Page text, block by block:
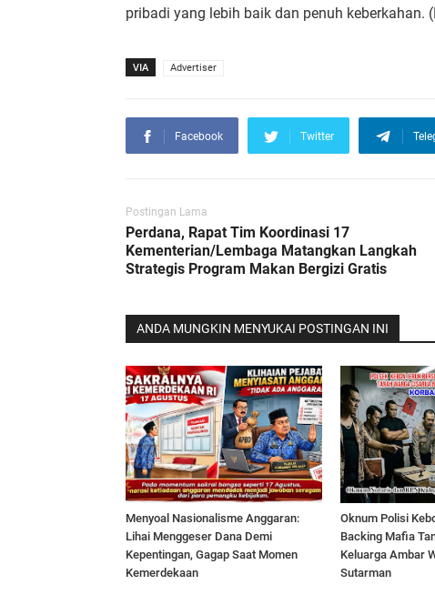
pribadi yang lebih baik dan penuh keberkahan.
VIA Advertiser
Facebook Twitter
Postingan Lama
Perdana, Rapat Tim Koordinasi 17
Kementerian/Lembaga Matangkan Langkah
Strategis Program Makan Bergizi Gratis
ANDA MUNGKIN MENYUKAI POSTINGAN INI
Menyoal Nasionalisme Anggaran:
Lihai Menggeser Dana Demi
Kepentingan, Gagap Saat Momen
Kemerdekaan
Oknum Polisi
Backing Mafia
Keluarga Ambar
Sutarman